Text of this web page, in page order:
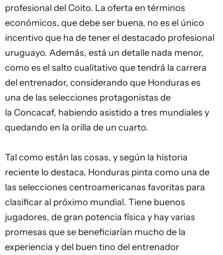
profesional del Coito. La oferta en términos
económicos, que debe ser buena, no es el único
incentivo que ha de tener el destacado profesional
uruguayo. Además, está un detalle nada menor,
como es el salto cualitativo que tendrá la carrera
del entrenador, considerando que Honduras es
una de las selecciones protagonistas de
la Concacaf, habiendo asistido a tres mundiales y
quedando en la orilla de un cuarto.
Tal como están las cosas, y según la historia
reciente lo destaca, Honduras pinta como una de
las selecciones centroamericanas favoritas para
clasificar al próximo mundial. Tiene buenos
jugadores, de gran potencia física y hay varias
promesas que se beneficiarían mucho de la
experiencia y del buen tino del entrenador